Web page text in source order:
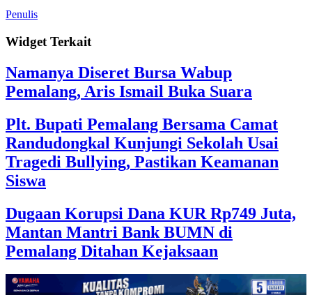
Penulis
Widget Terkait
Namanya Diseret Bursa Wabup
Pemalang, Aris Ismail Buka Suara
Plt. Bupati Pemalang Bersama Camat
Randudongkal Kunjungi Sekolah Usai
Tragedi Bullying, Pastikan Keamanan
Siswa
Dugaan Korupsi Dana KUR Rp749 Juta,
Mantan Mantri Bank BUMN di
Pemalang Ditahan Kejaksaan